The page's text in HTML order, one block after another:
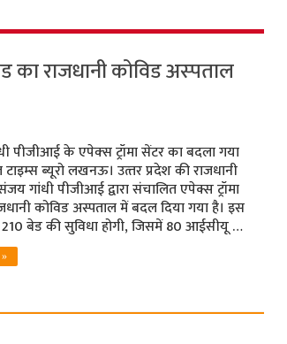
राजधानी कोविड अस्‍पताल
पीजीआई के एपेक्‍स ट्रॉमा सेंटर का बदला गया
ब्‍यूरो लखनऊ। उत्‍तर प्रदेश की राजधानी
गांधी पीजीआई द्वारा संचालित एपेक्स ट्रॉमा
कोविड अस्पताल में बदल दिया गया है। इस
बेड की सुविधा होगी, जिसमें 80 आईसीयू …